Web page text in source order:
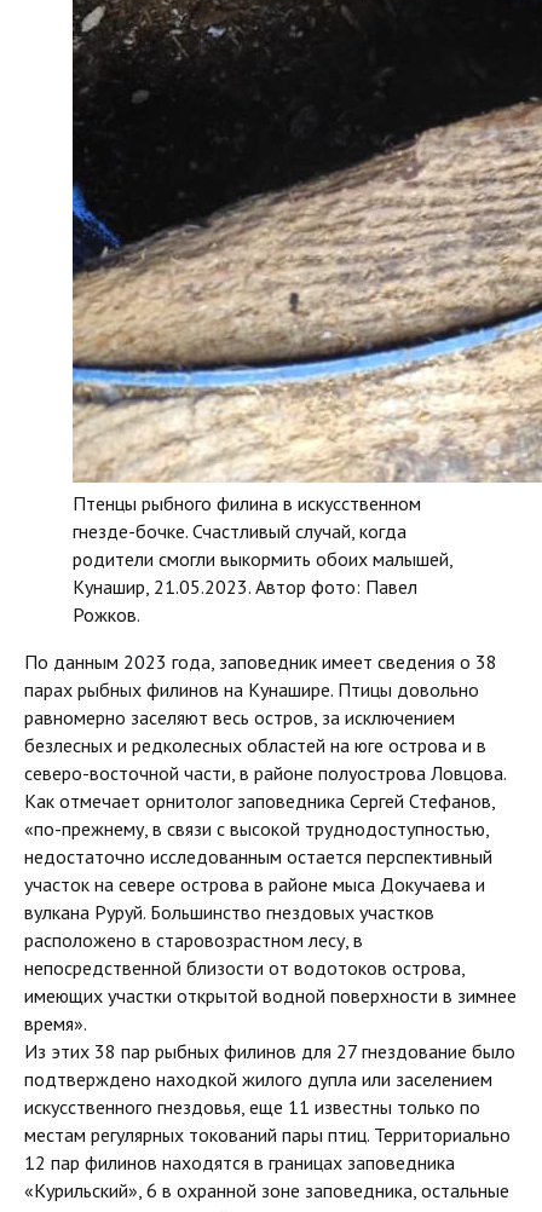
Птенцы рыбного филина в искусственном
гнезде-бочке. Счастливый случай, когда
родители смогли выкормить обоих малышей,
Кунашир, 21.05.2023. Автор фото: Павел
Рожков.
По данным 2023 года, заповедник имеет сведения о 38
парах рыбных филинов на Кунашире. Птицы довольно
равномерно заселяют весь остров, за исключением
безлесных и редколесных областей на юге острова и в
северо-восточной части, в районе полуострова Ловцова.
Как отмечает орнитолог заповедника Сергей Стефанов,
«по-прежнему, в связи с высокой труднодоступностью,
недостаточно исследованным остается перспективный
участок на севере острова в районе мыса Докучаева и
вулкана Руруй. Большинство гнездовых участков
расположено в старовозрастном лесу, в
непосредственной близости от водотоков острова,
имеющих участки открытой водной поверхности в зимнее
время».
Из этих 38 пар рыбных филинов для 27 гнездование было
подтверждено находкой жилого дупла или заселением
искусственного гнездовья, еще 11 известны только по
местам регулярных токований пары птиц. Территориально
12 пар филинов находятся в границах заповедника
«Курильский», 6 в охранной зоне заповедника, остальные